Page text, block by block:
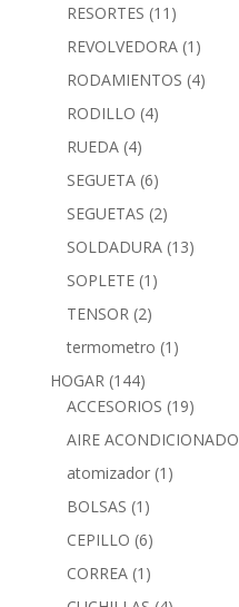
RESORTES (11)
REVOLVEDORA (1)
RODAMIENTOS (4)
RODILLO (4)
RUEDA (4)
SEGUETA (6)
SEGUETAS (2)
SOLDADURA (13)
SOPLETE (1)
TENSOR (2)
termometro (1)
HOGAR (144)
ACCESORIOS (19)
AIRE ACONDICIONADO
atomizador (1)
BOLSAS (1)
CEPILLO (6)
CORREA (1)